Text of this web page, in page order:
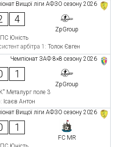
Вищої ліги АФЗО сезону 2026
4
ZpGroup
ПС Юність
арбітра 1: Толок Євген
Чемпіонат ЗАФ 8×8 сезону 2026
1
ZpGroup
Металург поле 3
Ісаєв Антон
Вищої ліги АФЗО сезону 2026
1
FC MR